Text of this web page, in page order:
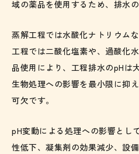
域の薬品を使用するため、排水
蒸解工程では水酸化ナトリウム
工程では二酸化塩素や、過酸化
品使用により、工程排水のpHは
生物処理への影響を最小限に抑
可欠です。
pH変動による処理への影響とし
性低下、凝集剤の効果減少、設